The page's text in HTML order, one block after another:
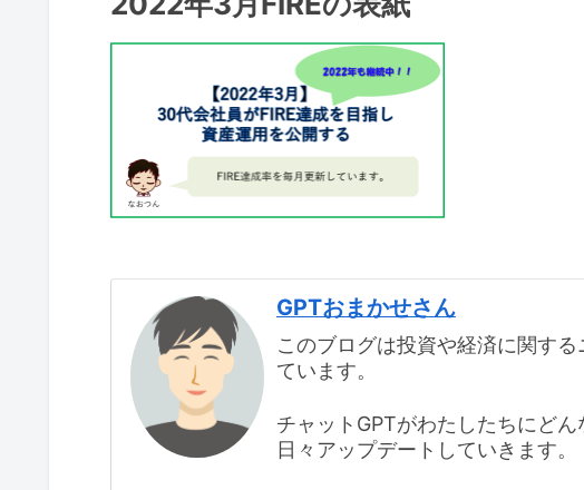
GPTおまかせさん
このブログは投資や経済に関す
ています。
チャットGPTがわたしたちにど
日々アップデートしていきます。